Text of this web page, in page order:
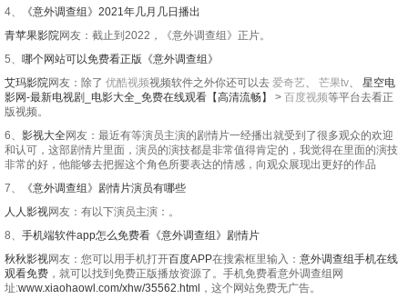
4、
《意外调查组》2021年几月几日播出
青苹果影院网友：截止到2022，《意外调查组》正片。
5、 哪个网站可以免费看正版《意外调查组》
艾玛影院网友：除了 优酷视频视频软件之外你还可以去 爱奇艺、 芒果tv、 星空电
影网-最新电视剧_电影大全_免费在线观看【高清流畅】 > 百度视频等平台去看正
版视频。
6、 影视大全网友：最近有等演员主演的剧情片一经播出就受到了很多观众的欢迎
和认可，这部剧情片里面，演员的演技都是非常值得肯定的，我觉得在里面的演技
非常的好，他能够去把握这个角色所要表达的情感，向观众展现出更好的作品
7、
《意外调查组》剧情片演员有哪些
人人影视网友：有以下演员主演：。
8、 手机端软件app怎么免费看《意外调查组》剧情片
秋秋影视网友：您可以用手机打开百度APP在搜索框里输入： 意外调查组手机在线
观看免费 ，就可以找到免费正版播放资源了。手机免费看意外调查组网
址:www.xiaohaowl.com/xhw/35562.html ，这个网站免费无广告。